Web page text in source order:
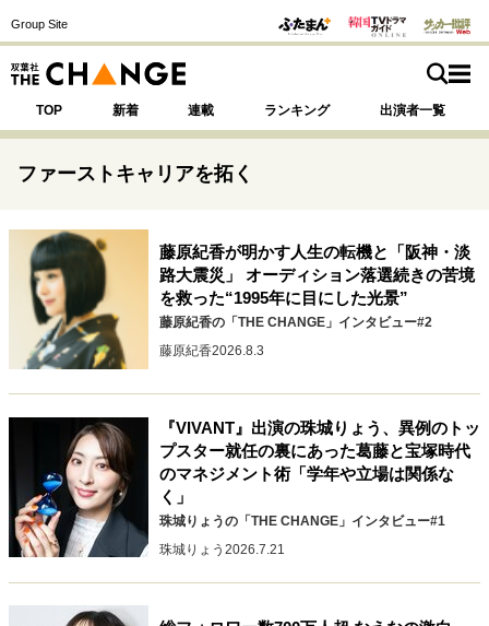
Group Site
TOP 新着 連載 ランキング 出演者一覧
SPECIAL 注目の記事テーマで探す
サイトの核・哲学
運命を変えた出会い 決断の裏側
キャリア・働き方
セカンドキャリアの描き方
大人の学び直し
ファーストキャリアを拓く
夢を掴む選択
ファーストキャリアを拓く
藤原紀香が明かす人生の転機と「阪神・淡
路大震災」 オーディション落選続きの苦境
を救った“1995年に目にした光景”
藤原紀香の「THE CHANGE」インタビュー#2
藤原紀香2026.8.3
『VIVANT』出演の珠城りょう、異例のトッ
プスター就任の裏にあった葛藤と宝塚時代
のマネジメント術「学年や立場は関係な
く」
珠城りょうの「THE CHANGE」インタビュー#1
珠城りょう 2026.7.21